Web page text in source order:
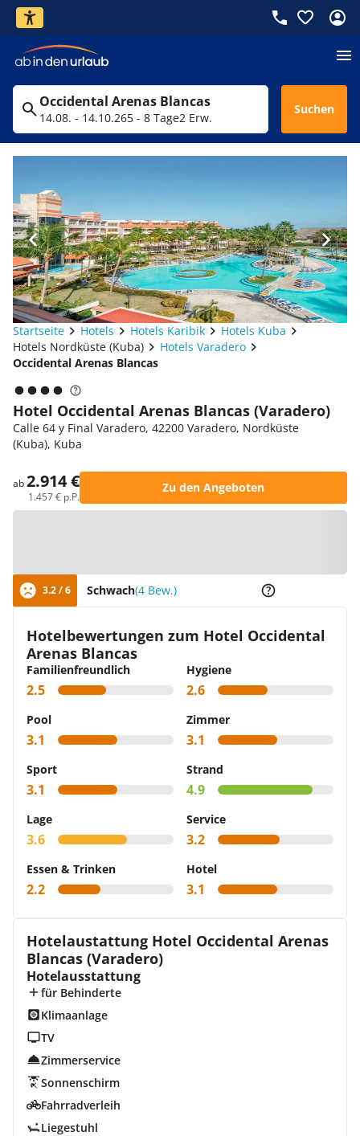
Occidental Arenas Blancas
14.08. - 14.10.265 - 8 Tage2 Erw.
Suchen
Startseite Hotels Hotels Karibik
Hotels Kuba
Hotels Nordküste (Kuba)
Hotels Varadero
Occidental Arenas Blancas
Hotel Occidental Arenas Blancas (Varadero)
Calle 64 y Final Varadero, 42200 Varadero, Nordküste
(Kuba), Kuba
ab2.914 €
1.457 € p.P.
Zu den Angeboten
3.2 / 6 Schwach(4 Bew.)
Hotelbewertungen zum Hotel Occidental
Arenas Blancas
Familienfreundlich
2.5
Hygiene
2.6
Pool
3.1
Zimmer
3.1
Sport
3.1
Strand
4.9
Lage
3.6
Service
3.2
Essen & Trinken
2.2
Hotel
3.1
Hotelaustattung Hotel Occidental Arenas
Blancas (Varadero)
Hotelausstattung
für Behinderte
Klimaanlage
TV
Zimmerservice
Sonnenschirm
Fahrradverleih
Liegestuhl